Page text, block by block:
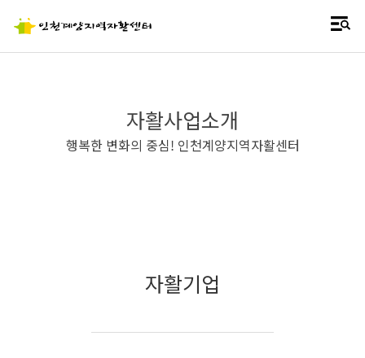
자활사업소개
행복한 변화의 중심! 인천계양지역자활센터
자활기업